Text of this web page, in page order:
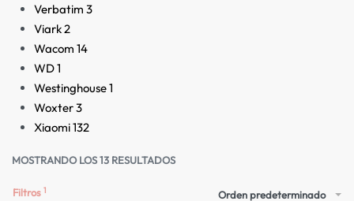
Verbatim 3
Viark2
Wacom 14
WD1
Westinghouse1
Woxter3
Xiaomi132
MOSTRANDO LOS 13 RESULTADOS
Orden predeterminado
Filtros